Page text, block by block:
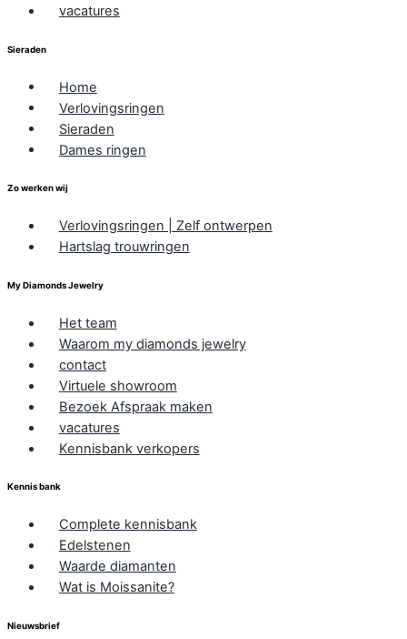
vacatures
Sieraden
Home
Verlovingsringen
Sieraden
Dames ringen
Zo werken wij
Verlovingsringen | Zelf ontwerpen
Hartslag trouwringen
My Diamonds Jewelry
Het team
Waarom my diamonds jewelry
contact
Virtuele showroom
Bezoek Afspraak maken
vacatures
Kennisbank verkopers
Kennis bank
Complete kennisbank
Edelstenen
Waarde diamanten
Wat is Moissanite?
Nieuwsbrief